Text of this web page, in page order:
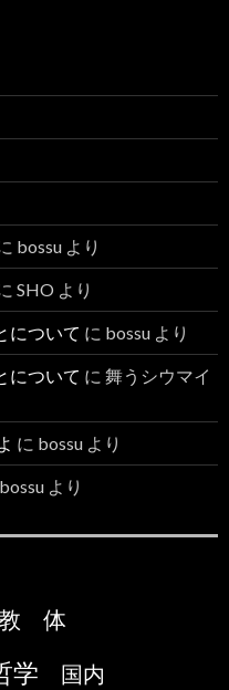
bossu より
SHO より
について に bossu より
について に 舞うシウマイ
に bossu より
bossu より
体
学 国内